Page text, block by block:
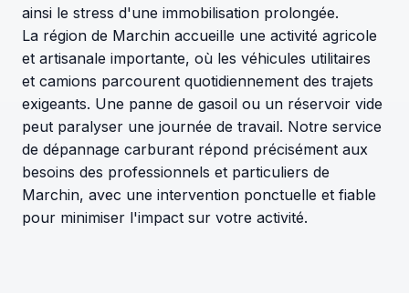
ainsi le stress d'une immobilisation prolongée.
La région de Marchin accueille une activité agricole
et artisanale importante, où les véhicules utilitaires
et camions parcourent quotidiennement des trajets
exigeants. Une panne de gasoil ou un réservoir vide
peut paralyser une journée de travail. Notre service
de dépannage carburant répond précisément aux
besoins des professionnels et particuliers de
Marchin, avec une intervention ponctuelle et fiable
pour minimiser l'impact sur votre activité.